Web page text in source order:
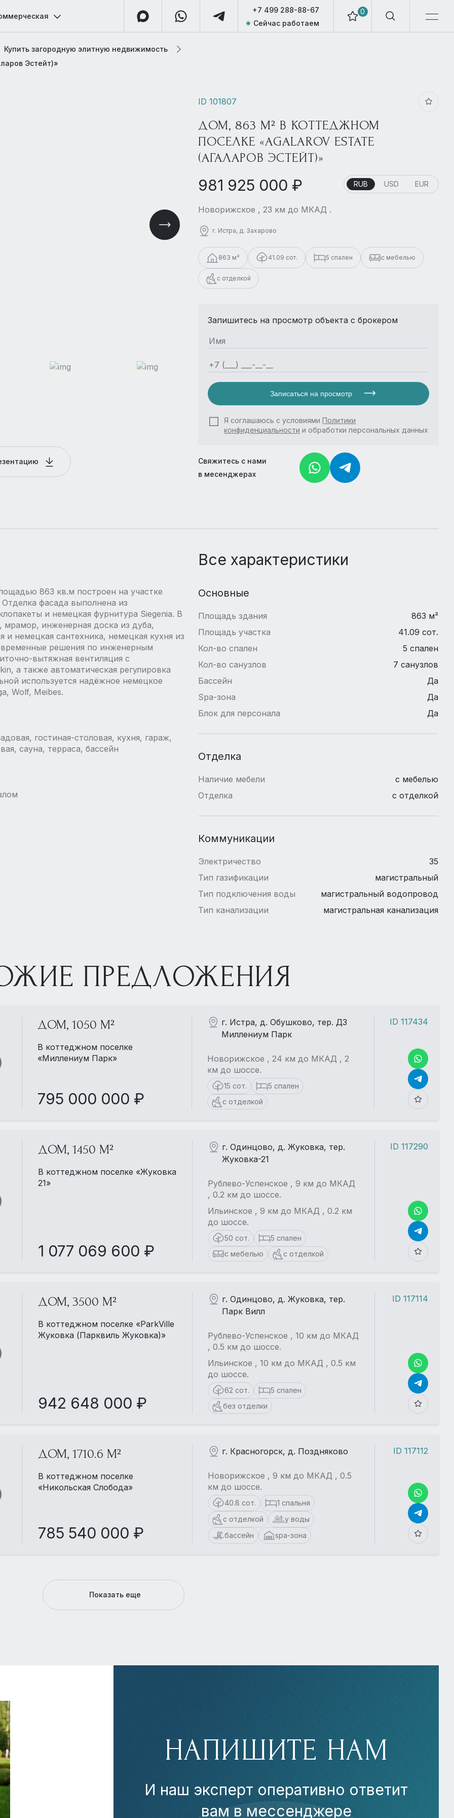
0
+7 499 288-88-67
Сейчас работаем
Купить загородную элитную недвижимость
Эстейт)»
ID 101807
ДОМ, 863 М² В КОТТЕДЖНОМ
ПОСЕЛКЕ «AGALAROV ESTATE
(АГАЛАРОВ ЭСТЕЙТ)»
981 925 000 ₽ RUB USD EUR
Новорижское , 23 км до МКАД .
г. Истра, д. Захарово
863 м² 41.09 сот. 5 спален с мебелью
с отделкой
Запишитесь на просмотр объекта с брокером
Записаться на просмотр
Я соглашаюсь с условиямиПолитики
конфиденциальности и обработки персональных данных
Свяжитесь с нами
в месенджерах
863 кв.м построен на участке
фасада выполнена из
и немецкая фурнитура Siegenia. В
мрамор, инженерная доска из дуба,
и немецкая сантехника, немецкая кухня из
решения по инженерным
вытяжная вентиляция с
а также автоматическая регулировка
используется надёжное немецкое
Wolf, Meibes.
гостиная-столовая, кухня, гараж,
сауна, терраса, бассейн
Все характеристики
Основные
Площадь здания
863 м²
Площадь участка
41.09 сот.
Кол-во спален
5 спален
Кол-во санузлов
7 санузлов
Бассейн
Да
Spa-зона
Да
Блок для персонала
Да
Отделка
Наличие мебели
с мебелью
Отделка
с отделкой
Коммуникации
Электричество
35
Тип газификации
магистральный
Тип подключения воды
магистральный водопровод
Тип канализации
магистральная канализация
ПРЕДЛОЖЕНИЯ
ДОМ, 1050 М²
В коттеджном поселке
«Миллениум Парк»
795 000 000 ₽
г. Истра, д. Обушково, тер. ДЗ
Миллениум Парк
Новорижское , 24 км до МКАД , 2
км до шоссе.
15 сот.
5 спален
с отделкой
ID 117434
ДОМ, 1450 М²
В коттеджном поселке «Жуковка
21»
1 077 069 600 ₽
г. Одинцово, д. Жуковка, тер.
Жуковка-21
Рублево-Успенское , 9 км до МКАД
, 0.2 км до шоссе.
Ильинское , 9 км до МКАД , 0.2 км
до шоссе.
50 сот.
5 спален
с мебелью
с отделкой
ID 117290
Еще больше фотографий
в детальном описании
Смотреть все 2
ДОМ, 3500 М²
В коттеджном поселке «ParkVille
Жуковка (Парквиль Жуковка)»
942 648 000 ₽
г. Одинцово, д. Жуковка, тер.
Парк Вилл
Рублево-Успенское , 10 км до МКАД
, 0.5 км до шоссе.
Ильинское , 10 км до МКАД , 0.5 км
до шоссе.
62 сот.
5 спален
без отделки
ID 117114
ДОМ, 1710.6 М²
В коттеджном поселке
«Никольская Слобода»
785 540 000 ₽
г. Красногорск, д. Поздняково
Новорижское , 9 км до МКАД , 0.5
км до шоссе.
40.8 сот.
1 спальня
с отделкой
у воды
бассейн
spa-зона
ID 117112
Показать еще
НАПИШИТЕ НАМ
И наш эксперт оперативно ответит
вам в мессенджере